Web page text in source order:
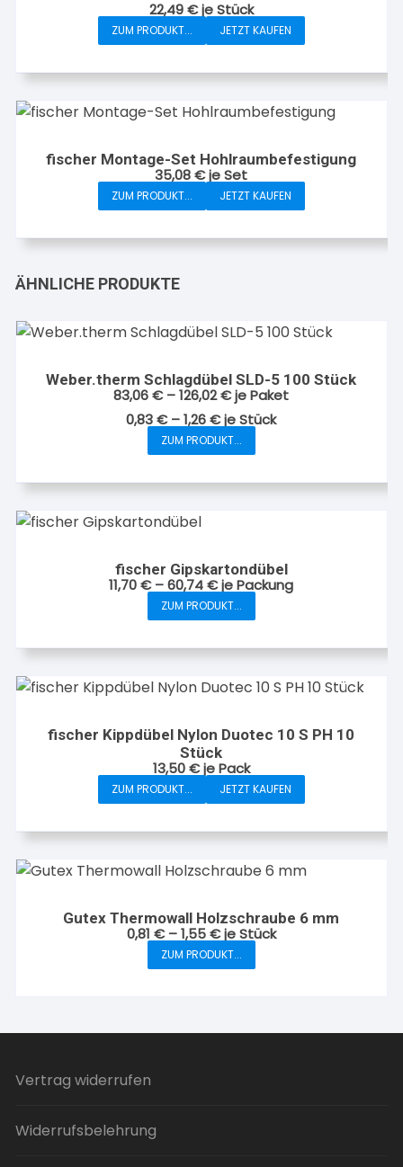
22,49€jeStück
ZUM PRODUKT... JETZT KAUFEN
fischer Montage-Set Hohlraumbefestigung
35,08€je Set
ZUM PRODUKT... JETZT KAUFEN
ÄHNLICHE PRODUKTE
Weber.therm Schlagdübel SLD-5 100 Stück
83,06€–126,02€je Paket
0,83€–1,26€jeStück
ZUM PRODUKT...
Dieses
weist
mehrere
Die
Optionen
können
Produktseite
werden
fischer Gipskartondübel
11,70€–60,74€je Packung
ZUM PRODUKT...
Dieses
weist
mehrere
Die
Optionen
können
auf
der
gewählt
fischer Kippdübel Nylon Duotec 10 S PH 10
Stück
13,50€je Pack
ZUM PRODUKT... JETZT KAUFEN
Gutex Thermowall Holzschraube 6 mm
0,81 €–1,55€je Stück
ZUM PRODUKT...
Dieses
Vertrag widerrufen
Widerrufsbelehrung